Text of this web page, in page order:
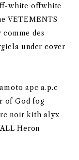
white offwhite
VETEMENTS
des
under cover
apc a.p.c
of God fog
noir kith alyx
Heron